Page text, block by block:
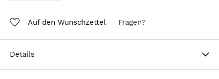
Auf den Wunschzettel Fragen?
Details